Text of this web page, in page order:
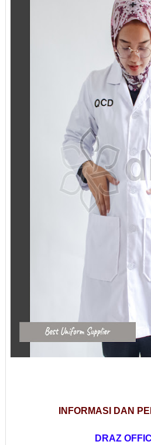
INFORMASI DAN
DRAZ